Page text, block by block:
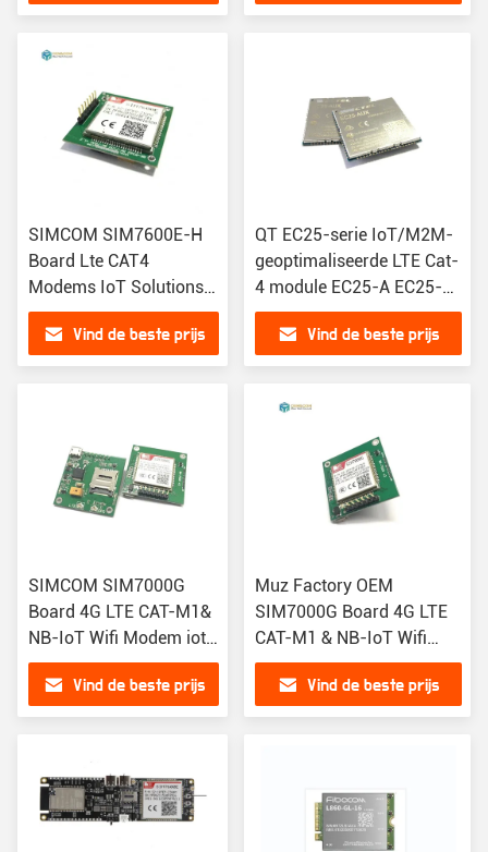
Antenne
H SIM7600E-L1C
SIMCOM SIM7600E-H
Board Lte CAT4
Modems IoT Solutions
SIM7600E SIM7600G
GSM GPS GPRS
draadloze module
Vind de beste prijs
QT EC25-serie IoT/M2M-
geoptimaliseerde LTE Cat-
4 module EC25-A EC25-
AF EC25-AFX EC25-AU
EC25-AUX EC25-E EC25-
EUX EC25-V EC25-M
Vind de beste prijs
SIMCOM SIM7000G
Board 4G LTE CAT-M1&
NB-IoT Wifi Modem iot
oplossingen SIM7000
GSM GPS GPRS
Wireless Module
Vind de beste prijs
Muz Factory OEM
SIM7000G Board 4G LTE
CAT-M1 & NB-IoT Wifi
Modem Iot Solutions GSM
GPS GPRS Wireless
Module SIM7000E
Vind de beste prijs